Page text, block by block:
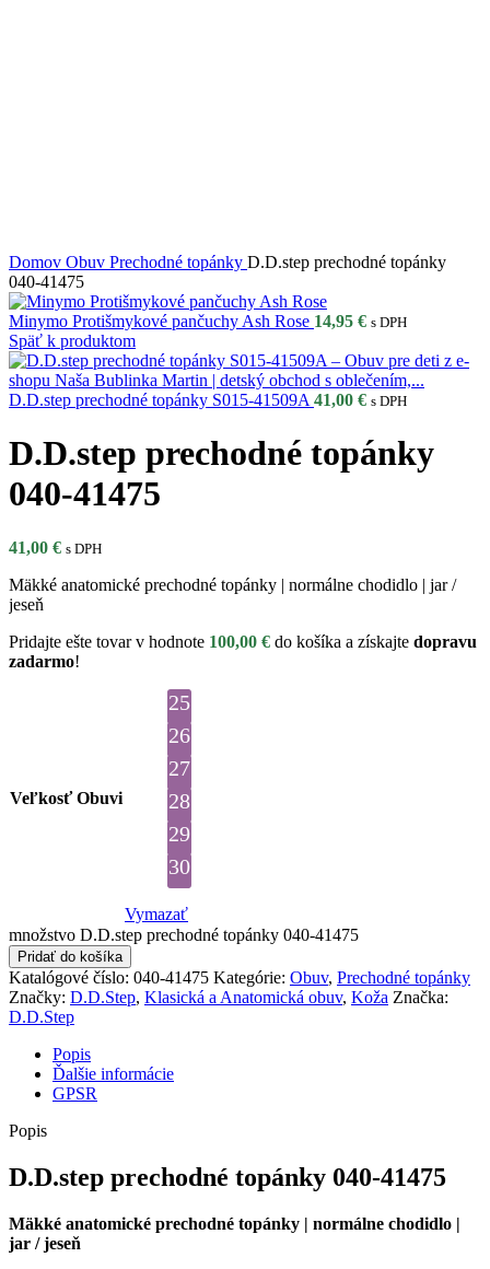
Domov Obuv Prechodné topánky D.D.step prechodné topánky
040-41475
Minymo Protišmykové pančuchy Ash Rose 14,95 € s DPH
Späť k produktom
D.D.step prechodné topánky S015-41509A 41,00 € s DPH
D.D.step prechodné topánky
040-41475
41,00 € s DPH
Mäkké anatomické prechodné topánky | normálne chodidlo | jar /
jeseň
Pridajte ešte tovar v hodnote 100,00 € do košíka a získajte dopravu
zadarmo!
Veľkosť Obuvi
25
26
27
28
29
30
Vymazať
množstvo D.D.step prechodné topánky 040-41475
Pridať do košíka
Katalógové číslo: 040-41475 Kategórie: Obuv, Prechodné topánky
Značky: D.D.Step, Klasická a Anatomická obuv, Koža Značka:
D.D.Step
Popis
Ďalšie informácie
GPSR
Popis
D.D.step prechodné topánky 040-41475
Mäkké anatomické prechodné topánky | normálne chodidlo |
jar / jeseň